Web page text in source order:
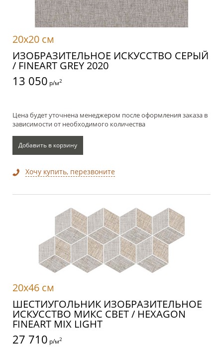
20x20 см
ИЗОБРАЗИТЕЛЬНОЕ ИСКУССТВО СЕРЫЙ
/ FINEART GREY 2020
13 050 р/м2
Цена будет уточнена менеджером после оформления заказа в
зависимости от необходимого количества
Добавить в корзину
Хочу купить, перезвоните
20x46 см
ШЕСТИУГОЛЬНИК ИЗОБРАЗИТЕЛЬНОЕ
ИСКУССТВО МИКС СВЕТ / HEXAGON
FINEART MIX LIGHT
27 710 р/м2